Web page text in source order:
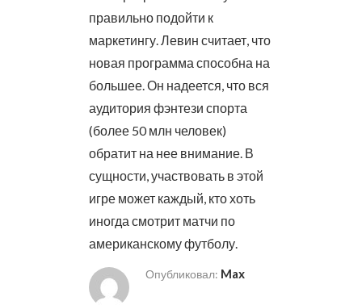
правильно подойти к
маркетингу. Левин считает, что
новая программа способна на
большее. Он надеется, что вся
аудитория фэнтези спорта
(более 50 млн человек)
обратит на нее внимание. В
сущности, участвовать в этой
игре может каждый, кто хоть
иногда смотрит матчи по
американскому футболу.
Опубликовал: Max